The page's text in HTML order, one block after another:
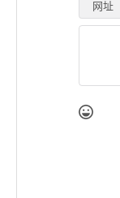
网址